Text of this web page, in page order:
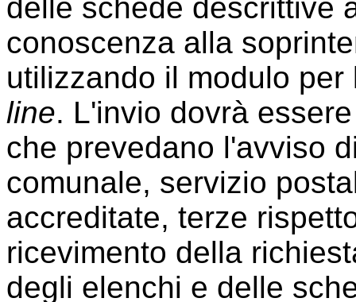
delle schede descrittive
conoscenza alla
utilizzando il modulo
line. L'invio dovrà
che prevedano l'avviso
comunale, servizio
accreditate, terze
ricevimento della
degli elenchi e delle